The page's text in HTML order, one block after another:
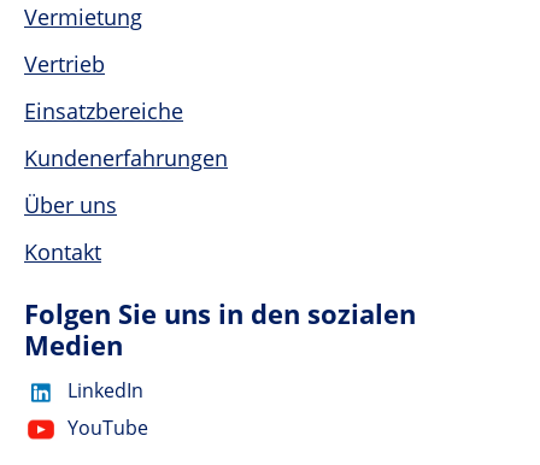
Vermietung
Vertrieb
Einsatzbereiche
Kundenerfahrungen
Über uns
Kontakt
Folgen Sie uns in den sozialen
Medien
LinkedIn
YouTube